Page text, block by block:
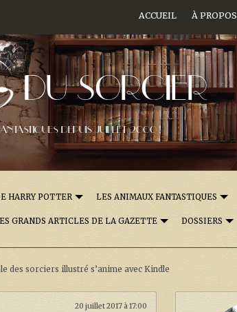
ACCUEIL À PROPOS
DU SORCIER
DEPUIS JUILLET 2000 !
HARRY POTTER LES ANIMAUX FANTASTIQUES
GRANDS ARTICLES DE LA GAZETTE DOSSIERS
des sorciers illustré s’anime avec Kindle
20 juillet 2017 à 17:00